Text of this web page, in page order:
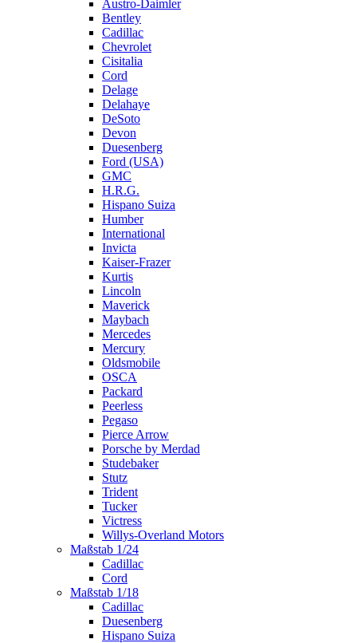
Austro-Daimler
Bentley
Cadillac
Chevrolet
Cisitalia
Cord
Delage
Delahaye
DeSoto
Devon
Duesenberg
Ford (USA)
GMC
H.R.G.
Hispano Suiza
Humber
International
Invicta
Kaiser-Frazer
Kurtis
Lincoln
Maverick
Maybach
Mercedes
Mercury
Oldsmobile
OSCA
Packard
Peerless
Pegaso
Pierce Arrow
Porsche by Merdad
Studebaker
Stutz
Trident
Tucker
Victress
Willys-Overland Motors
Maßstab 1/24
Cadillac
Cord
Maßstab 1/18
Cadillac
Duesenberg
Hispano Suiza